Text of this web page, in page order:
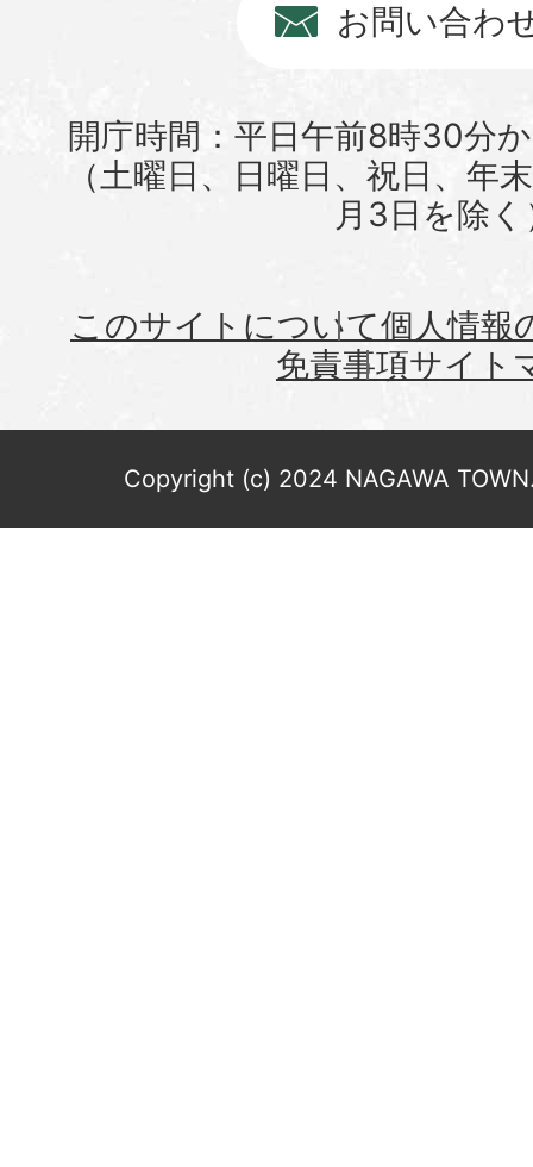
お問い合わ
開庁時間：平日午前8時30分
（土曜日、日曜日、祝日、年
月3日を除く
このサイトについて個人情報
免責事項サイト
Copyright (c) 2024 NAGAWA